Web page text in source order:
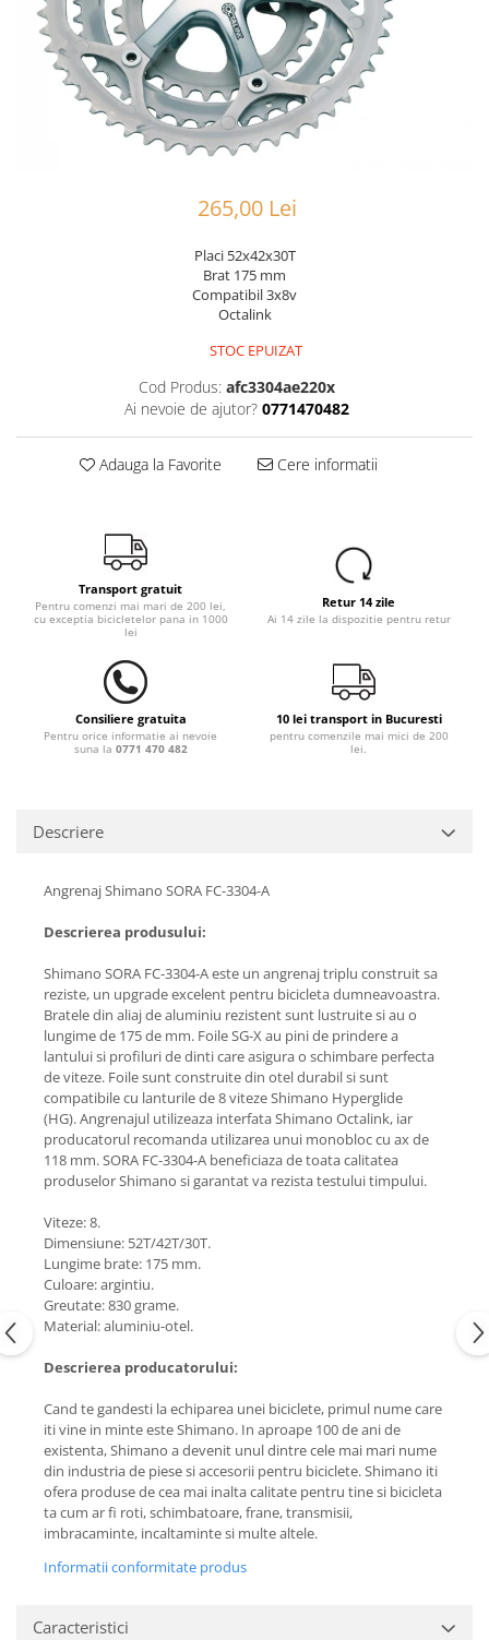
Reflectorizante
Roti ajutatoare
Lanturi
Manete schimbator
Mansoane & Ghidoline
Tije
265,00 Lei
Placi 52x42x30T
Brat 175 mm
Compatibil 3x8v
Octalink
STOC EPUIZAT
Cod Produs: afc3304ae220x
Ai nevoie de ajutor? 0771470482
Adauga la Favorite Cere informatii
Transport gratuit
Pentru comenzi mai mari de 200 lei,
cu exceptia bicicletelor pana in 1000
lei
Retur 14 zile
Ai 14 zile la dispozitie pentru retur
Consiliere gratuita
Pentru orice informatie ai nevoie
suna la 0771 470 482
10 lei transport in Bucuresti
pentru comenzile mai mici de 200
lei.
Descriere
Angrenaj Shimano SORA FC-3304-A
Descrierea produsului:
Shimano SORA FC-3304-A este un angrenaj triplu construit sa
reziste, un upgrade excelent pentru bicicleta dumneavoastra.
Bratele din aliaj de aluminiu rezistent sunt lustruite si au o
lungime de 175 de mm. Foile SG-X au pini de prindere a
lantului si profiluri de dinti care asigura o schimbare perfecta
de viteze. Foile sunt construite din otel durabil si sunt
compatibile cu lanturile de 8 viteze Shimano Hyperglide
(HG). Angrenajul utilizeaza interfata Shimano Octalink, iar
producatorul recomanda utilizarea unui monobloc cu ax de
118 mm. SORA FC-3304-A beneficiaza de toata calitatea
produselor Shimano si garantat va rezista testului timpului.
Viteze: 8.
Dimensiune: 52T/42T/30T.
Lungime brate: 175 mm.
Culoare: argintiu.
Greutate: 830 grame.
Material: aluminiu-otel.
Descrierea producatorului:
Cand te gandesti la echiparea unei biciclete, primul nume care
iti vine in minte este Shimano. In aproape 100 de ani de
existenta, Shimano a devenit unul dintre cele mai mari nume
din industria de piese si accesorii pentru biciclete. Shimano iti
ofera produse de cea mai inalta calitate pentru tine si bicicleta
ta cum ar fi roti, schimbatoare, frane, transmisii,
imbracaminte, incaltaminte si multe altele.
Informatii conformitate produs
Caracteristici